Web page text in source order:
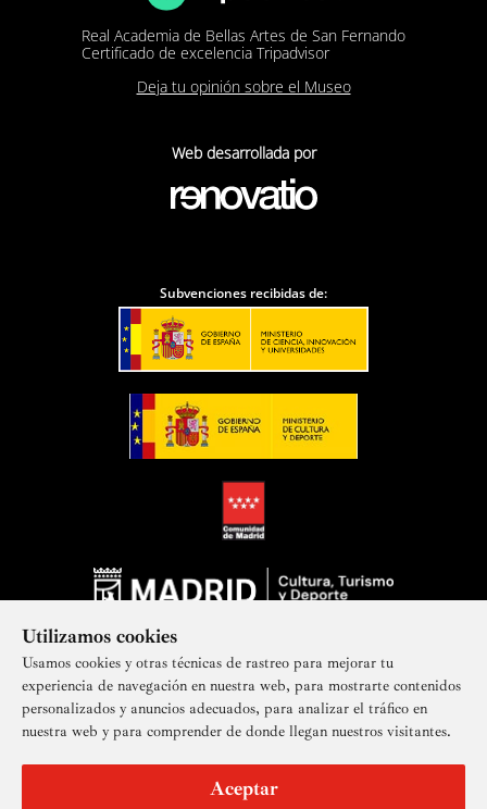
Utilizamos cookies
Usamos cookies y otras técnicas de rastreo para mejorar tu
experiencia de navegación en nuestra web, para mostrarte contenidos
personalizados y anuncios adecuados, para analizar el tráfico en
nuestra web y para comprender de donde llegan nuestros visitantes.
Aceptar
Real Academia de Bellas Artes de San Fernando
Certificado de excelencia Tripadvisor
Deja tu opinión sobre el Museo
Web desarrollada por
Subvenciones recibidas de:
Suscríbete a nuestra newsletter